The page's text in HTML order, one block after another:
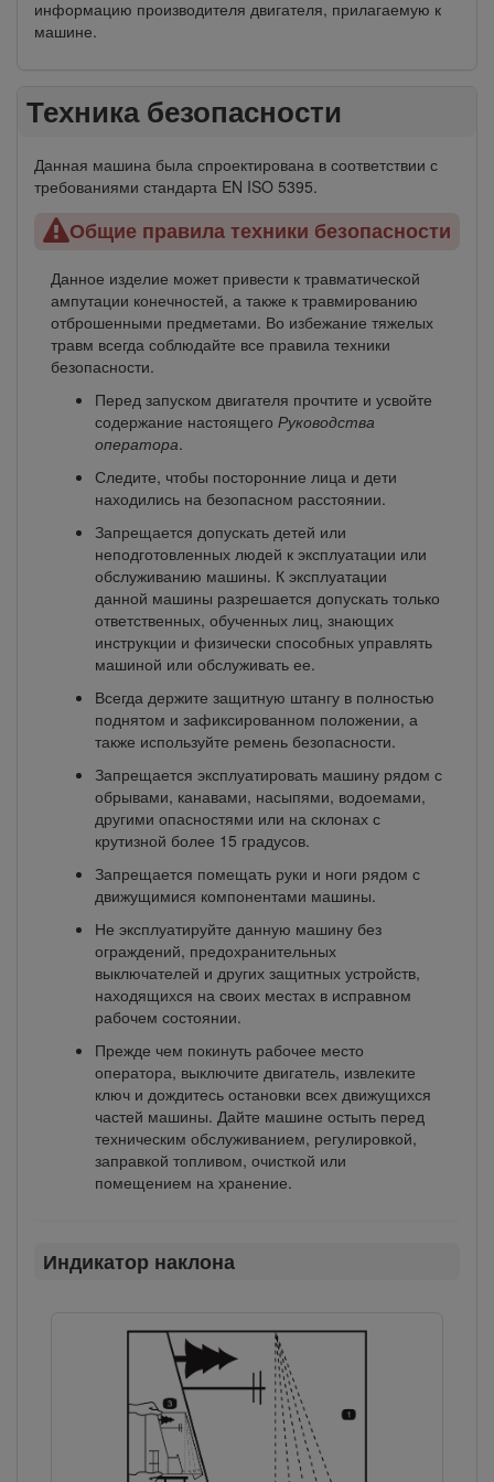
информацию производителя двигателя, прилагаемую к
машине.
Техника безопасности
Данная машина была спроектирована в соответствии с
требованиями стандарта EN ISO 5395.
Общие правила техники безопасности
Данное изделие может привести к травматической
ампутации конечностей, а также к травмированию
отброшенными предметами. Во избежание тяжелых
травм всегда соблюдайте все правила техники
безопасности.
Перед запуском двигателя прочтите и усвойте
содержание настоящего Руководства
оператора.
Следите, чтобы посторонние лица и дети
находились на безопасном расстоянии.
Запрещается допускать детей или
неподготовленных людей к эксплуатации или
обслуживанию машины. К эксплуатации
данной машины разрешается допускать только
ответственных, обученных лиц, знающих
инструкции и физически способных управлять
машиной или обслуживать ее.
Всегда держите защитную штангу в полностью
поднятом и зафиксированном положении, а
также используйте ремень безопасности.
Запрещается эксплуатировать машину рядом с
обрывами, канавами, насыпями, водоемами,
другими опасностями или на склонах с
крутизной более 15 градусов.
Запрещается помещать руки и ноги рядом с
движущимися компонентами машины.
Не эксплуатируйте данную машину без
ограждений, предохранительных
выключателей и других защитных устройств,
находящихся на своих местах в исправном
рабочем состоянии.
Прежде чем покинуть рабочее место
оператора, выключите двигатель, извлеките
ключ и дождитесь остановки всех движущихся
частей машины. Дайте машине остыть перед
техническим обслуживанием, регулировкой,
заправкой топливом, очисткой или
помещением на хранение.
Индикатор наклона